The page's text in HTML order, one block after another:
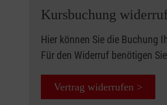
Kursbuchung
Hier können Sie die Buchung
Für den Widerruf benötigen
Vertrag widerrufen >